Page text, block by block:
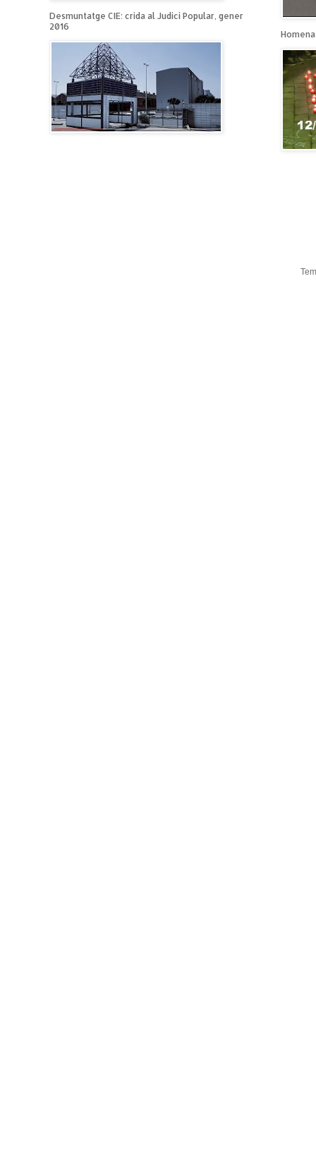
Desmuntatge CIE: crida al Judici Popular, gener
2016